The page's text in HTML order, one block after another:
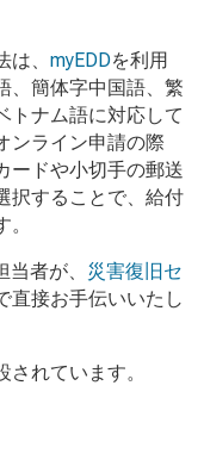
、 myEDDを利用
、簡体字中国語、繁
トナム語に対応して
ンライン申請の際
ードや小切手の郵送
択することで、給付
者が、 災害復旧セ
直接お手伝いいたし
れています。